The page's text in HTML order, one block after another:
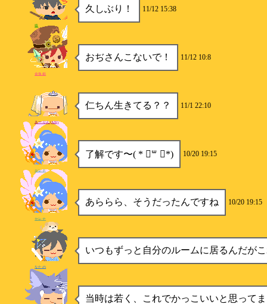
久しぶり！ 11/12 15:38
猿
おぢさんこないで！ 11/12 10:8
金魚姫
仁ちん生きてる？？ 11/1 22:10
あーりん(AN)
了解です〜( * ॑꒳ ॑*) 10/20 19:15
セレナ
あららら、そうだったんですね 10/20 19:15
セレナ
いつもずっと自分のルームに居るんだが
なたの
当時は若く、これでかっこいいと思って